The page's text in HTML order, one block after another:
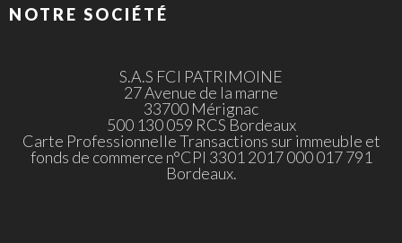
NOTRE SOCIÉTÉ
S.A.S FCI PATRIMOINE
27 Avenue de la marne
33700 Mérignac
500 130 059 RCS Bordeaux
Carte Professionnelle Transactions sur immeuble et
fonds de commerce n°CPI 3301 2017 000 017 791
Bordeaux.